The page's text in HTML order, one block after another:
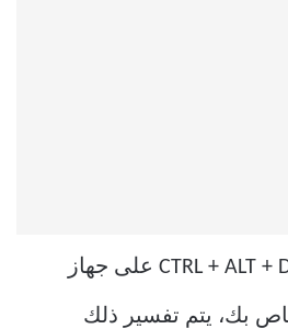
عندما تضغط على CTRL + ALT + DEL على جهاز
بك، يتم تفسير ذلك